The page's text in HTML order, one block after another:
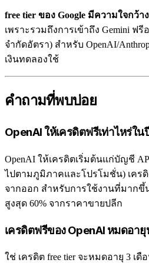
free tier ของ Google มีความใจกว้
เพราะรวมถึงการเข้าถึง Gemini ฟ
จำกัดอัตรา) สำหรับ OpenAI/
เงินทดลองใช้
คำถามที่พบบ่อย
OpenAI ให้เครดิตฟรีเท่าไหร่ใ
OpenAI ให้เครดิตเริ่มต้นแก่บัญชี
ไปตามภูมิภาคและโปรโมชั่น) เคร
จากออก สำหรับการใช้งานที่มากขึ้
สูงสุด 60% จากราคาขายปลีก
เครดิตฟรีของ OpenAI หมดอายุ
ใช่ เครดิต free tier จะหมดอายุ 3 เ